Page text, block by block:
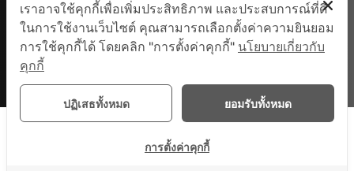
เราอาจใช้คุกกี้เพื่อเพิ่มประสิทธิภาพ และประสบการณ์ที่ดี
ในการใช้งานเว็บไซต์ คุณสามารถเลือกตั้งค่าความยินยอม
การใช้คุกกี้ได้ โดยคลิก "การตั้งค่าคุกกี้" นโยบายเกี่ยวกับ
คุกกี้
ปฏิเสธทั้งหมด ยอมรับทั้งหมด
การตั้งค่าคุกกี้